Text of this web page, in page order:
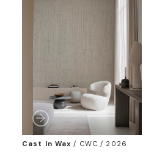
Cast In Wax / CWC / 2026